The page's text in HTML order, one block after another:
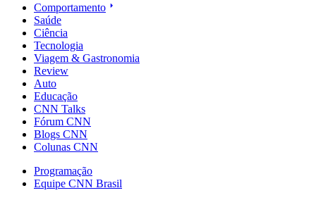
Comportamento
Saúde
Ciência
Tecnologia
Viagem & Gastronomia
Review
Auto
Educação
CNN Talks
Fórum CNN
Blogs CNN
Colunas CNN
Programação
Equipe CNN Brasil